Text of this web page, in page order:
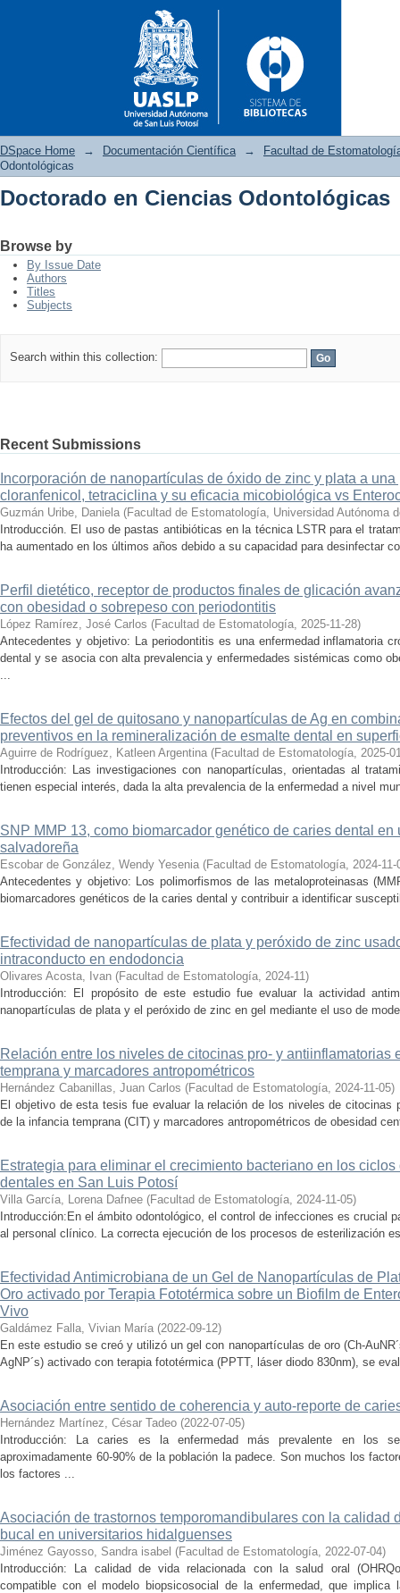
Doctorado en Ciencias
DSpace Home → Documentación Científica →
Facultad de
Odontológicas
Doctorado en Ciencias Odontológicas
Browse by
By Issue Date
Authors
Titles
Subjects
Search within this collection:
Recent Submissions
Incorporación de nanopartículas de óxido de zinc y plata a
cloranfenicol, tetraciclina y su eficacia micobiológica vs
Guzmán Uribe, Daniela (Facultad de Estomatología, Universidad Autónoma
Introducción. El uso de pastas antibióticas en la técnica LSTR para el
ha aumentado en los últimos años debido a su capacidad para desinfectar
Perfil dietético, receptor de productos finales de glicación
con obesidad o sobrepeso con periodontitis
López Ramírez, José Carlos (Facultad de Estomatología, 2025-11-28)
Antecedentes y objetivo: La periodontitis es una enfermedad inflamatoria
dental y se asocia con alta prevalencia y enfermedades sistémicas como
...
Efectos del gel de quitosano y nanopartículas de Ag en
preventivos en la remineralización de esmalte dental en
Aguirre de Rodríguez, Katleen Argentina (Facultad de Estomatología, 2025-
Introducción: Las investigaciones con nanopartículas, orientadas al
tienen especial interés, dada la alta prevalencia de la enfermedad a nivel
SNP MMP 13, como biomarcador genético de caries dental
salvadoreña
Escobar de González, Wendy Yesenia (Facultad de Estomatología, 2024-11-
Antecedentes y objetivo: Los polimorfismos de las metaloproteinasas
biomarcadores genéticos de la caries dental y contribuir a identificar
Efectividad de nanopartículas de plata y peróxido de zinc
intraconducto en endodoncia
Olivares Acosta, Ivan (Facultad de Estomatología, 2024-11)
Introducción: El propósito de este estudio fue evaluar la actividad
nanopartículas de plata y el peróxido de zinc en gel mediante el uso de
Relación entre los niveles de citocinas pro- y antiinflamatorias
temprana y marcadores antropométricos
Hernández Cabanillas, Juan Carlos (Facultad de Estomatología, 2024-11-05)
El objetivo de esta tesis fue evaluar la relación de los niveles de citocinas
de la infancia temprana (CIT) y marcadores antropométricos de obesidad
Estrategia para eliminar el crecimiento bacteriano en los
dentales en San Luis Potosí
Villa García, Lorena Dafnee (Facultad de Estomatología, 2024-11-05)
Introducción:En el ámbito odontológico, el control de infecciones es crucial
al personal clínico. La correcta ejecución de los procesos de esterilización
Efectividad Antimicrobiana de un Gel de Nanopartículas de
Oro activado por Terapia Fototérmica sobre un Biofilm de
Vivo
Galdámez Falla, Vivian María (2022-09-12)
En este estudio se creó y utilizó un gel con nanopartículas de oro (Ch-
AgNP´s) activado con terapia fototérmica (PPTT, láser diodo 830nm), se
Asociación entre sentido de coherencia y auto-reporte de
Hernández Martínez, César Tadeo (2022-07-05)
Introducción: La caries es la enfermedad más prevalente en los
aproximadamente 60-90% de la población la padece. Son muchos los
los factores ...
Asociación de trastornos temporomandibulares con la calidad
bucal en universitarios hidalguenses
Jiménez Gayosso, Sandra isabel (Facultad de Estomatología, 2022-07-04)
Introducción: La calidad de vida relacionada con la salud oral
compatible con el modelo biopsicosocial de la enfermedad, que implica